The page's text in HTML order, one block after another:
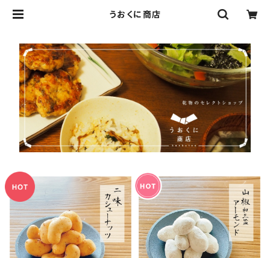
うおくに商店